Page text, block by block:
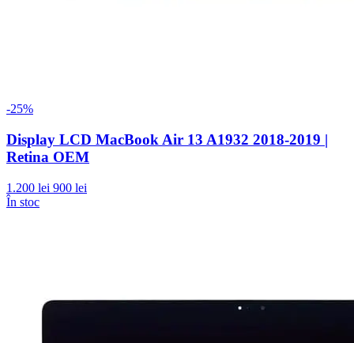
-25%
Display LCD MacBook Air 13 A1932 2018-2019 |
Retina OEM
1.200 lei 900 lei
În stoc